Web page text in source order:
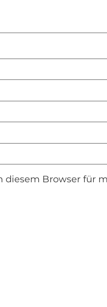
diesem Browser für